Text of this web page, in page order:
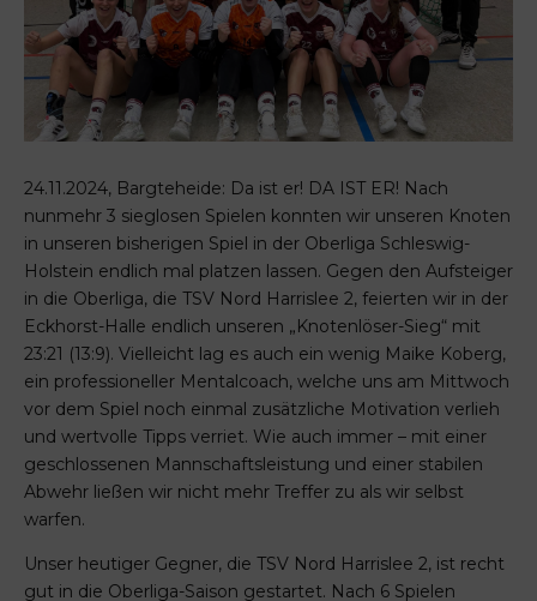
24.11.2024, Bargteheide: Da ist er! DA IST ER! Nach
nunmehr 3 sieglosen Spielen konnten wir unseren Knoten
in unseren bisherigen Spiel in der Oberliga Schleswig-
Holstein endlich mal platzen lassen. Gegen den Aufsteiger
in die Oberliga, die TSV Nord Harrislee 2, feierten wir in der
Eckhorst-Halle endlich unseren „Knotenlöser-Sieg“ mit
23:21 (13:9). Vielleicht lag es auch ein wenig Maike Koberg,
ein professioneller Mentalcoach, welche uns am Mittwoch
vor dem Spiel noch einmal zusätzliche Motivation verlieh
und wertvolle Tipps verriet. Wie auch immer – mit einer
geschlossenen Mannschaftsleistung und einer stabilen
Abwehr ließen wir nicht mehr Treffer zu als wir selbst
warfen.
Unser heutiger Gegner, die TSV Nord Harrislee 2, ist recht
gut in die Oberliga-Saison gestartet. Nach 6 Spielen